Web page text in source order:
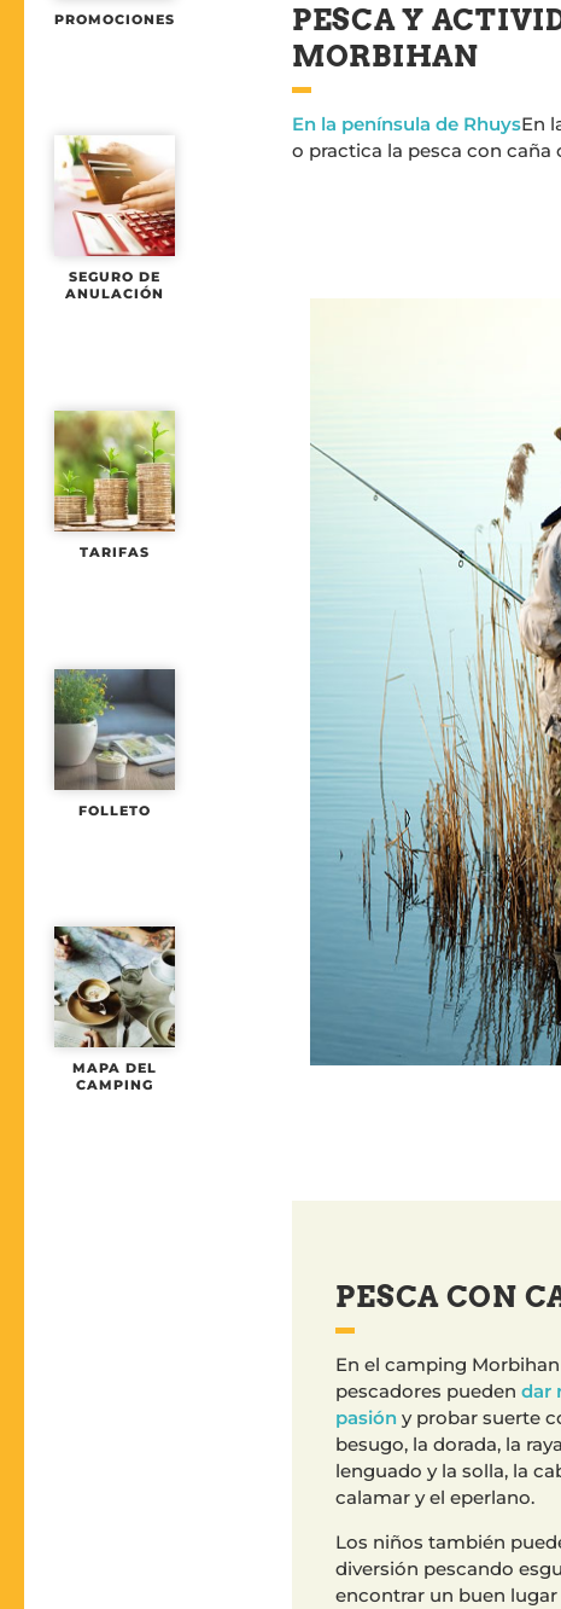
PESCA Y
MORBIHAN
En la península de RhuysEn
o practica la pesca con
PESCA CON
En el camping
pescadores pueden dar
pasión y probar suerte
besugo, la dorada, la
lenguado y la solla, la
calamar y el eperlano.
Los niños también
diversión pescando
encontrar un buen lugar
PROMOCIONES
SEGURO DE
ANULACIÓN
TARIFAS
FOLLETO
MAPA DEL
CAMPING